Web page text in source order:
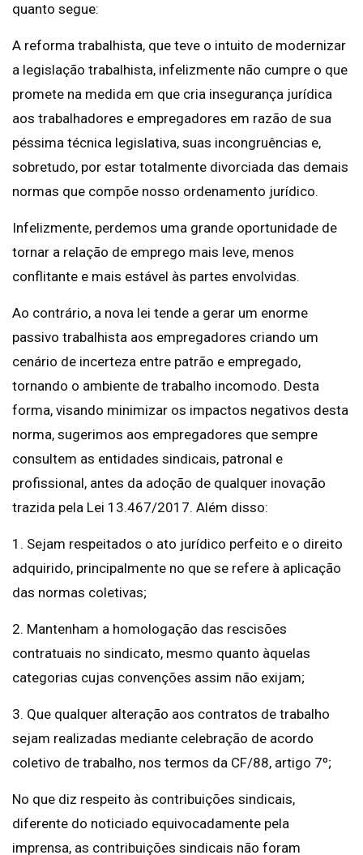
quanto segue:
A reforma trabalhista, que teve o intuito de modernizar
a legislação trabalhista, infelizmente não cumpre o que
promete na medida em que cria insegurança jurídica
aos trabalhadores e empregadores em razão de sua
péssima técnica legislativa, suas incongruências e,
sobretudo, por estar totalmente divorciada das demais
normas que compõe nosso ordenamento jurídico.
Infelizmente, perdemos uma grande oportunidade de
tornar a relação de emprego mais leve, menos
conflitante e mais estável às partes envolvidas.
Ao contrário, a nova lei tende a gerar um enorme
passivo trabalhista aos empregadores criando um
cenário de incerteza entre patrão e empregado,
tornando o ambiente de trabalho incomodo. Desta
forma, visando minimizar os impactos negativos desta
norma, sugerimos aos empregadores que sempre
consultem as entidades sindicais, patronal e
profissional, antes da adoção de qualquer inovação
trazida pela Lei 13.467/2017. Além disso:
1. Sejam respeitados o ato jurídico perfeito e o direito
adquirido, principalmente no que se refere à aplicação
das normas coletivas;
2. Mantenham a homologação das rescisões
contratuais no sindicato, mesmo quanto àquelas
categorias cujas convenções assim não exijam;
3. Que qualquer alteração aos contratos de trabalho
sejam realizadas mediante celebração de acordo
coletivo de trabalho, nos termos da CF/88, artigo 7º;
No que diz respeito às contribuições sindicais,
diferente do noticiado equivocadamente pela
imprensa, as contribuições sindicais não foram